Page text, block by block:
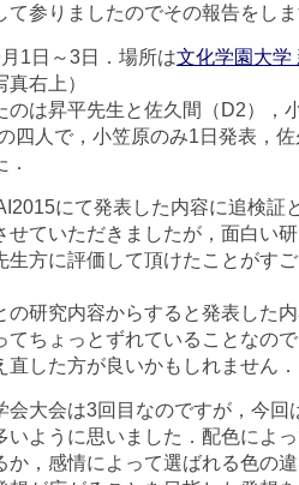
て参りましたのでその報告をし
1日～3日．場所は文化学園大学
真右上）
のは昇平先生と佐久間（D2），
の四人で，小笠原のみ1日発表，
にて発表した内容に追検証
せていただきましたが，面白い
生方に評価して頂けたことがす
の研究内容からすると発表した
てちょっとずれていることなの
直した方が良いかもしれません．
会大会は3回目なのですが，今回
いように思いました．配色によ
か，感情によって選ばれる色の